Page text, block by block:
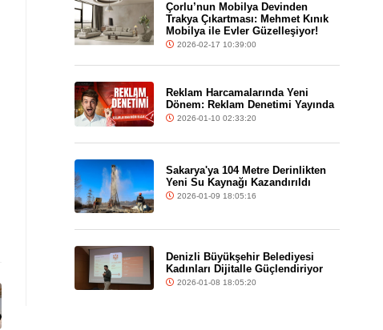
Çorlu’nun Mobilya Devinden
Trakya Çıkartması: Mehmet Kınık
Mobilya ile Evler Güzelleşiyor!
2026-02-17 10:39:00
Reklam Harcamalarında Yeni
Dönem: Reklam Denetimi Yayında
2026-01-10 02:33:20
Sakarya'ya 104 Metre Derinlikten
Yeni Su Kaynağı Kazandırıldı
2026-01-09 18:05:16
Denizli Büyükşehir Belediyesi
Kadınları Dijitalle Güçlendiriyor
2026-01-08 18:05:20